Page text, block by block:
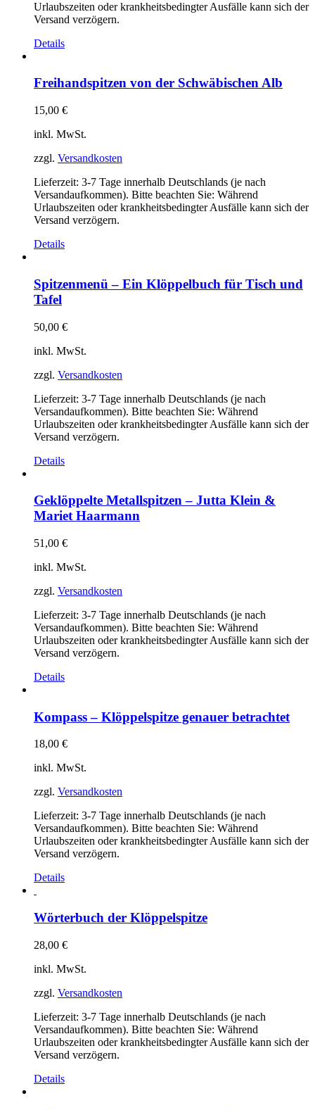
Urlaubszeiten oder krankheitsbedingter Ausfälle kann sich der
Versand verzögern.
Details
Freihandspitzen von der Schwäbischen Alb
15,00 €
inkl. MwSt.
zzgl. Versandkosten
Lieferzeit: 3-7 Tage innerhalb Deutschlands (je nach
Versandaufkommen). Bitte beachten Sie: Während
Urlaubszeiten oder krankheitsbedingter Ausfälle kann sich der
Versand verzögern.
Details
Spitzenmenü – Ein Klöppelbuch für Tisch und
Tafel
50,00 €
inkl. MwSt.
zzgl. Versandkosten
Lieferzeit: 3-7 Tage innerhalb Deutschlands (je nach
Versandaufkommen). Bitte beachten Sie: Während
Urlaubszeiten oder krankheitsbedingter Ausfälle kann sich der
Versand verzögern.
Details
Geklöppelte Metallspitzen – Jutta Klein &
Mariet Haarmann
51,00 €
inkl. MwSt.
zzgl. Versandkosten
Lieferzeit: 3-7 Tage innerhalb Deutschlands (je nach
Versandaufkommen). Bitte beachten Sie: Während
Urlaubszeiten oder krankheitsbedingter Ausfälle kann sich der
Versand verzögern.
Details
Kompass – Klöppelspitze genauer betrachtet
18,00 €
inkl. MwSt.
zzgl. Versandkosten
Lieferzeit: 3-7 Tage innerhalb Deutschlands (je nach
Versandaufkommen). Bitte beachten Sie: Während
Urlaubszeiten oder krankheitsbedingter Ausfälle kann sich der
Versand verzögern.
Details
Wörterbuch der Klöppelspitze
28,00 €
inkl. MwSt.
zzgl. Versandkosten
Lieferzeit: 3-7 Tage innerhalb Deutschlands (je nach
Versandaufkommen). Bitte beachten Sie: Während
Urlaubszeiten oder krankheitsbedingter Ausfälle kann sich der
Versand verzögern.
Details